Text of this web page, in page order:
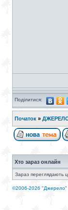
Поділитися:
Початок »
Хто зараз онлайн
Зараз переглядають
©2006-2026 "Джерело"